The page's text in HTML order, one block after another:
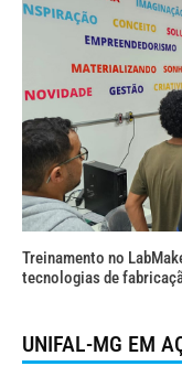
Treinamento no
tecnologias de
UNIFAL-MG EM